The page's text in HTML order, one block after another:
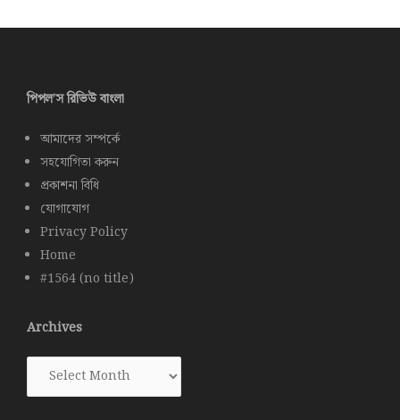
পিপল’স রিভিউ বাংলা
আমাদের সম্পর্কে
সহযোগিতা করুন
প্রকাশনা বিধি
যোগাযোগ
Privacy Policy
Home
#1564 (no title)
Archives
Archives